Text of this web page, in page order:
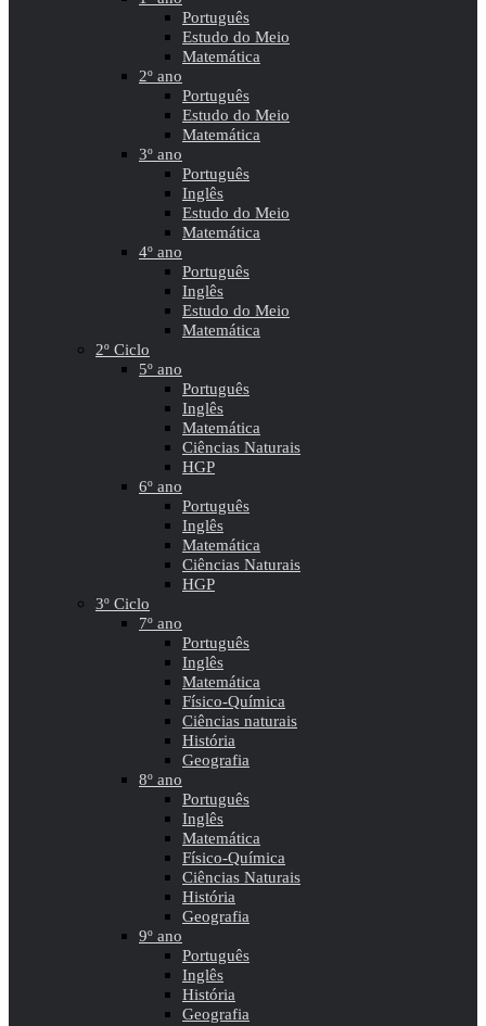
Português
Estudo do Meio
Matemática
2º ano
Português
Estudo do Meio
Matemática
3º ano
Português
Inglês
Estudo do Meio
Matemática
4º ano
Português
Inglês
Estudo do Meio
Matemática
2º Ciclo
5º ano
Português
Inglês
Matemática
Ciências Naturais
HGP
6º ano
Português
Inglês
Matemática
Ciências Naturais
HGP
3º Ciclo
7º ano
Português
Inglês
Matemática
Físico-Química
Ciências naturais
História
Geografia
8º ano
Português
Inglês
Matemática
Físico-Química
Ciências Naturais
História
Geografia
9º ano
Português
Inglês
História
Geografia